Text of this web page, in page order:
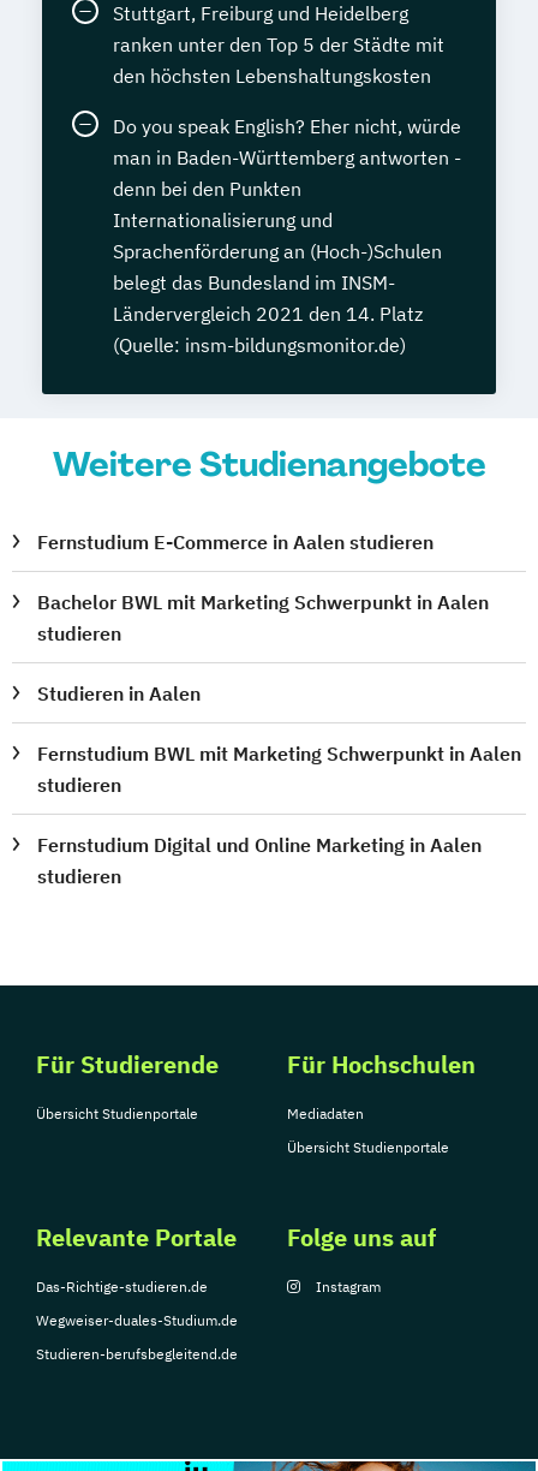
Stuttgart, Freiburg und Heidelberg
ranken unter den Top 5 der Städte mit
den höchsten Lebenshaltungskosten
Do you speak English? Eher nicht, würde
man in Baden-Württemberg antworten -
denn bei den Punkten
Internationalisierung und
Sprachenförderung an (Hoch-)Schulen
belegt das Bundesland im INSM-
Ländervergleich 2021 den 14. Platz
(Quelle: insm-bildungsmonitor.de)
Weitere Studienangebote
Fernstudium E-Commerce in Aalen studieren
Bachelor BWL mit Marketing Schwerpunkt in Aalen
studieren
Studieren in Aalen
Fernstudium BWL mit Marketing Schwerpunkt in Aalen
studieren
Fernstudium Digital und Online Marketing in Aalen
studieren
Für Studierende
Übersicht Studienportale
Für Hochschulen
Mediadaten
Übersicht Studienportale
Relevante Portale
Das-Richtige-studieren.de
Wegweiser-duales-Studium.de
Studieren-berufsbegleitend.de
Folge uns auf
Instagram